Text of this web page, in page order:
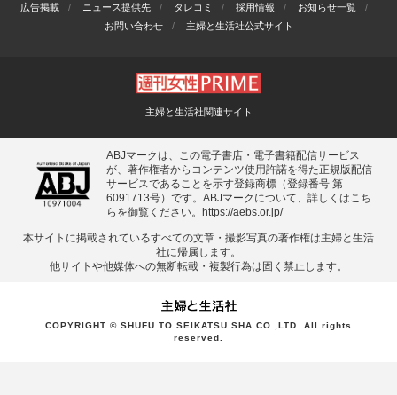
広告掲載
ニュース提供先 タレコミ 採用情報
お知らせ一覧
お問い合わせ
主婦と生活社公式サイト
主婦と生活社関連サイト
ABJマークは、この電子書店・電子書籍配信サービス
が、著作権者からコンテンツ使用許諾を得た正規版配信
サービスであることを示す登録商標（登録番号 第
6091713号）です。ABJマークについて、詳しくはこち
らを御覧ください。
https://aebs.or.jp/
本サイトに掲載されているすべての⽂章・撮影写真の著作権は主婦と⽣活
社に帰属します。
他サイトや他媒体への無断転載・複製⾏為は固く禁⽌します。
COPYRIGHT © SHUFU TO SEIKATSU SHA CO.,LTD. All rights
reserved.